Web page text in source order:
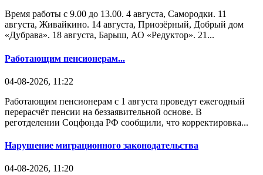
Время работы с 9.00 до 13.00. 4 августа, Самородки. 11
августа, Живайкино. 14 августа, Приозёрный, Добрый дом
«Дубрава». 18 августа, Барыш, АО «Редуктор». 21...
Работающим пенсионерам...
04-08-2026, 11:22
Работающим пенсионерам с 1 августа проведут ежегодный
перерасчёт пенсии на беззаявительной основе. В
реготделении Соцфонда РФ сообщили, что корректировка...
Нарушение миграционного законодательства
04-08-2026, 11:20